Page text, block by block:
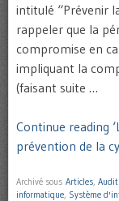
intitulé “Prévenir
rappeler que la
compromise en
impliquant la
(faisant suite …
Continue reading
prévention de la
Archivé sous Articles, Audit
informatique, Système